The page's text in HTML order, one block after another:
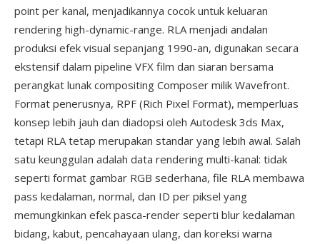
point per kanal, menjadikannya cocok untuk keluaran
rendering high-dynamic-range. RLA menjadi andalan
produksi efek visual sepanjang 1990-an, digunakan secara
ekstensif dalam pipeline VFX film dan siaran bersama
perangkat lunak compositing Composer milik Wavefront.
Format penerusnya, RPF (Rich Pixel Format), memperluas
konsep lebih jauh dan diadopsi oleh Autodesk 3ds Max,
tetapi RLA tetap merupakan standar yang lebih awal. Salah
satu keunggulan adalah data rendering multi-kanal: tidak
seperti format gambar RGB sederhana, file RLA membawa
pass kedalaman, normal, dan ID per piksel yang
memungkinkan efek pasca-render seperti blur kedalaman
bidang, kabut, pencahayaan ulang, dan koreksi warna